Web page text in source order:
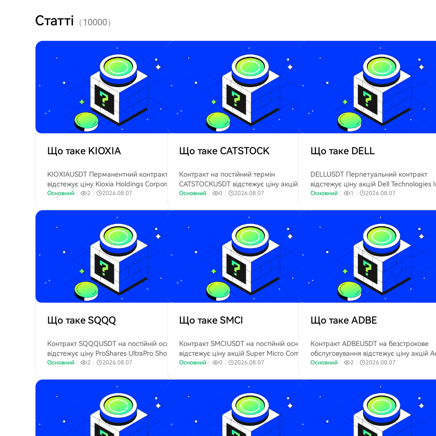
Статті （10000）
Що таке KIOXIA
KIOXIAUSDT Перманентний контракт
відстежує ціну Kioxia Holdings Corporation,
великого світового виробника NAND флеш-
Основний 2 2026.08.07
Що таке CATSTOCK
Контракт на постійний термін
CATSTOCKUSDT відстежує ціну акцій
компанії Caterpillar Inc. (NYSE: CAT),
гірничодобувної техніки та промислових
енергетичних систем.
Основний｜ 0｜ 2026.08.07
Що таке DELL
DELLUSDT Перпетуальний контракт
відстежує ціну акцій Dell Technologies
(NYSE: DELL), постачальника
Основний ｜ 1 ｜ 2026.08.07
Що таке SQQQ
Контракт SQQQUSDT на постійній основі
відстежує ціну ProShares UltraPro Short
QQQ (Nasdaq: SQQQ), ETF з 3-кратним
Основний 2 2026.08.07
Що таке SMCI
Контракт SMCIUSDT на постійній основі
відстежує ціну акцій Super Micro Computer
Inc. (Nasdaq: SMCI), провідного виробника
Основний｜ 0｜ 2026.08.07
Що таке ADBE
Контракт ADBEUSDT на безстрокове
обслуговування відстежує ціну акцій
Inc. (Nasdaq: ADBE), провідної компанії
Основний ｜ 2 ｜ 2026.08.07